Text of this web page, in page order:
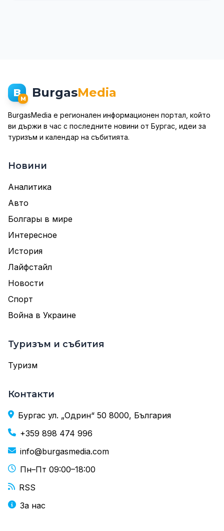
BM BurgasMedia
BurgasMedia е регионален информационен портал, който
ви държи в час с последните новини от Бургас, идеи за
туризъм и календар на събитията.
Новини
Аналитика
Авто
Болгары в мире
Интересное
История
Лайфстайл
Новости
Спорт
Война в Украине
Туризъм и събития
Туризм
Контакти
Бургас ул. „Одрин“ 50 8000, България
+359 898 474 996
info@burgasmedia.com
Пн–Пт 09:00–18:00
RSS
За нас